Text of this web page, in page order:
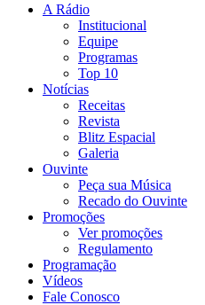
A Rádio
Institucional
Equipe
Programas
Top 10
Notícias
Receitas
Revista
Blitz Espacial
Galeria
Ouvinte
Peça sua Música
Recado do Ouvinte
Promoções
Ver promoções
Regulamento
Programação
Vídeos
Fale Conosco